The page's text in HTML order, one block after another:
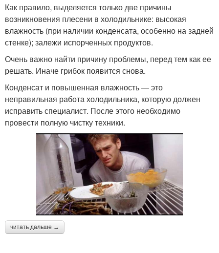
Как правило, выделяется только две причины
возникновения плесени в холодильнике: высокая
влажность (при наличии конденсата, особенно на задней
стенке); залежи испорченных продуктов.
Очень важно найти причину проблемы, перед тем как ее
решать. Иначе грибок появится снова.
Конденсат и повышенная влажность — это
неправильная работа холодильника, которую должен
исправить специалист. После этого необходимо
провести полную чистку техники.
читать дальше →